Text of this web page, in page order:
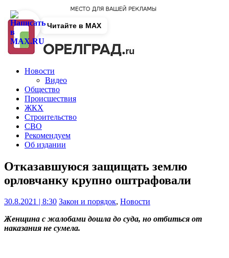
Новости
Видео
Общество
Происшествия
ЖКХ
Строительство
СВО
Рекомендуем
Об издании
Отказавшуюся защищать землю
орловчанку крупно оштрафовали
30.8.2021 | 8:30 Закон и порядок, Новости
Женщина с жалобами дошла до суда, но отбиться от
наказания не сумела.
Читайте в MAX